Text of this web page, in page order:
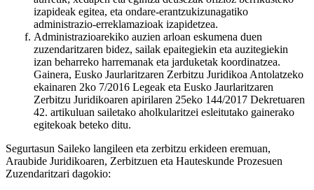
izapideak egitea, eta ondare-erantzukizunagatiko
administrazio-erreklamazioak izapidetzea.
Administrazioarekiko auzien arloan eskumena duen
zuzendaritzaren bidez, sailak epaitegiekin eta auzitegiekin
izan beharreko harremanak eta jarduketak koordinatzea.
Gainera, Eusko Jaurlaritzaren Zerbitzu Juridikoa Antolatzeko
ekainaren 2ko 7/2016 Legeak eta Eusko Jaurlaritzaren
Zerbitzu Juridikoaren apirilaren 25eko 144/2017 Dekretuaren
42. artikuluan sailetako aholkularitzei esleitutako gainerako
egitekoak beteko ditu.
Segurtasun Saileko langileen eta zerbitzu erkideen eremuan,
Araubide Juridikoaren, Zerbitzuen eta Hauteskunde Prozesuen
Zuzendaritzari dagokio: